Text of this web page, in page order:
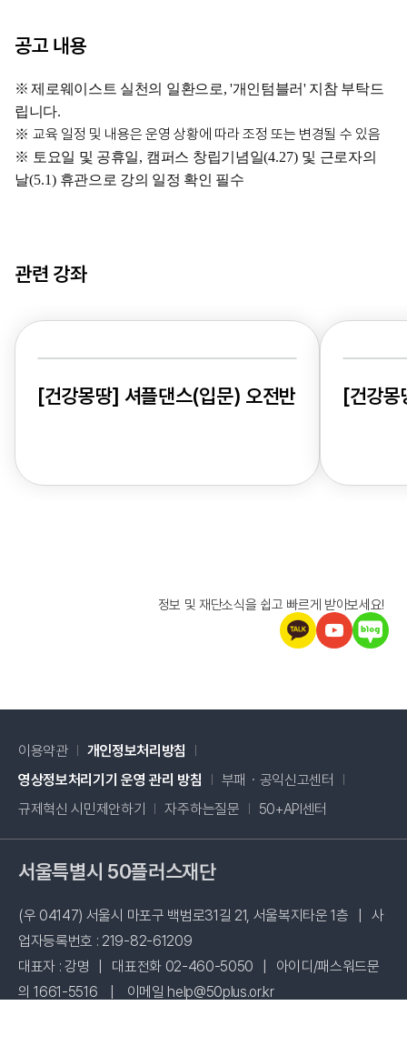
공고 내용
※ 제로웨이스트 실천의 일환으로, '개인텀블러' 지참 부탁드
립니다.
※ 교육 일정 및 내용은 운영 상황에 따라 조정 또는 변경될 수 있음
※ 토요일 및 공휴일, 캠퍼스 창립기념일(4.27) 및 근로자의
날(5.1) 휴관으로 강의 일정 확인 필수
관련 강좌
[건강몽땅] 셔플댄스(입문) 오전반 [건강몽
정보 및 재단소식을 쉽고 빠르게 받아보세요!
이용약관
개인정보처리방침
영상정보처리기기 운영 관리 방침
부패・공익신고센터 새창 열림
규제혁신 시민제안하기 새창 열림
자주하는질문 50+API센터
서울특별시 50플러스재단
(우 04147) 서울시 마포구 백범로31길 21, 서울복지타운 1층
사
업자등록번호 : 219-82-61209
대표자 : 강명
대표전화 02-460-5050
아이디/패스워드문
의 1661-5516
이메일 help@50plus.or.kr